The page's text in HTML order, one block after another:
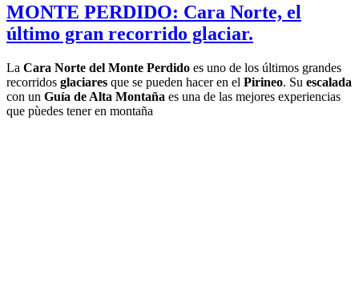
MONTE PERDIDO: Cara Norte, el
último gran recorrido glaciar.
La Cara Norte del Monte Perdido es uno de los últimos grandes
recorridos glaciares que se pueden hacer en el Pirineo. Su escalada
con un Guía de Alta Montaña es una de las mejores experiencias
que pùedes tener en montaña